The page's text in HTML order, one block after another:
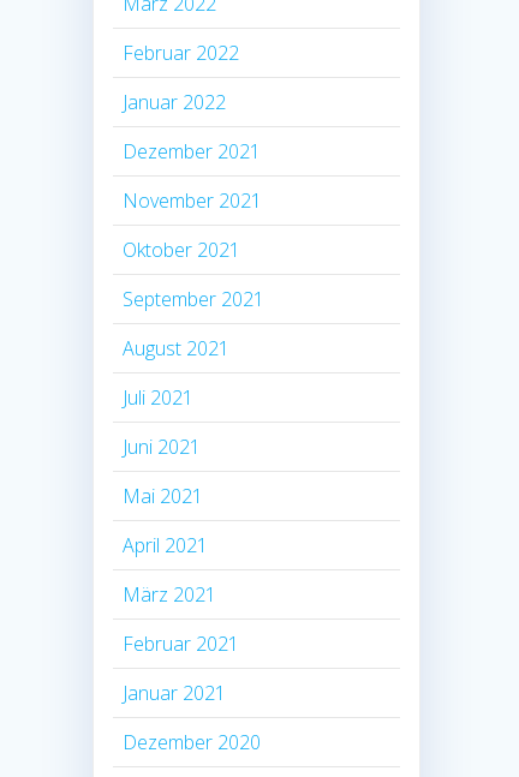
Februar 2022
Januar 2022
Dezember 2021
November 2021
Oktober 2021
September 2021
August 2021
Juli 2021
Juni 2021
Mai 2021
April 2021
März 2021
Februar 2021
Januar 2021
Dezember 2020